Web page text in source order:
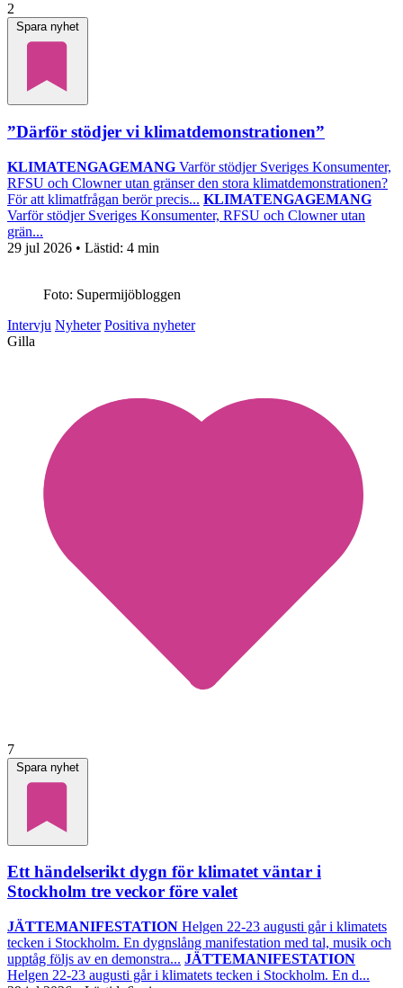
2
Spara nyhet
”Därför stödjer vi klimatdemonstrationen”
KLIMATENGAGEMANG Varför stödjer Sveriges Konsumenter,
RFSU och Clowner utan gränser den stora klimatdemonstrationen?
För att klimatfrågan berör precis... KLIMATENGAGEMANG
Varför stödjer Sveriges Konsumenter, RFSU och Clowner utan
grän...
29 jul 2026 • Lästid: 4 min
Foto: Supermijöbloggen
Intervju Nyheter Positiva nyheter
Gilla
7
Spara nyhet
Ett händelserikt dygn för klimatet väntar i
Stockholm tre veckor före valet
JÄTTEMANIFESTATION Helgen 22-23 augusti går i klimatets
tecken i Stockholm. En dygnslång manifestation med tal, musik och
upptåg följs av en demonstra... JÄTTEMANIFESTATION
Helgen 22-23 augusti går i klimatets tecken i Stockholm. En d...